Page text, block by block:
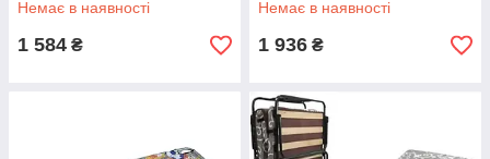
Немає в наявності
1 584 ₴
Немає в наявності
1 936 ₴